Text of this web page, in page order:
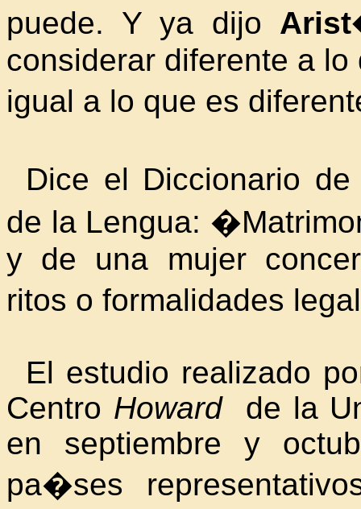
puede. Y ya dijo
considerar diferente a
igual a lo que es
Dice el Diccionario
de la Lengua:
y de una mujer
ritos o formalidades
El estudio realizado
Centro Howardde la
en septiembre y
pa�ses